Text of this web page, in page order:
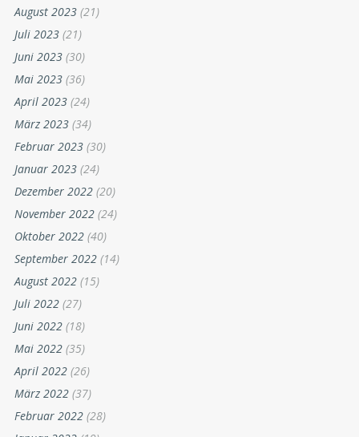
August 2023 (21)
Juli 2023 (21)
Juni 2023 (30)
Mai 2023 (36)
April 2023 (24)
März 2023 (34)
Februar 2023 (30)
Januar 2023 (24)
Dezember 2022 (20)
November 2022 (24)
Oktober 2022 (40)
September 2022 (14)
August 2022 (15)
Juli 2022 (27)
Juni 2022 (18)
Mai 2022 (35)
April 2022 (26)
März 2022 (37)
Februar 2022 (28)